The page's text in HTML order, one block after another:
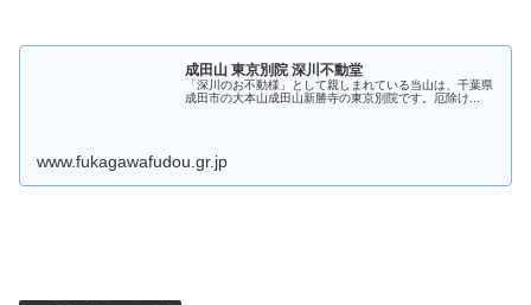
成田山 東京別院 深川不動堂
「深川のお不動様」として親しまれている当山は、千葉県
成田市の大本山成田山新勝寺の東京別院です。厄除け...
www.fukagawafudou.gr.jp